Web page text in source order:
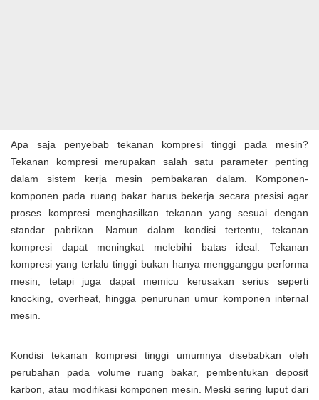
Apa saja penyebab tekanan kompresi tinggi pada mesin?
Tekanan kompresi merupakan salah satu parameter penting
dalam sistem kerja mesin pembakaran dalam. Komponen-
komponen pada ruang bakar harus bekerja secara presisi agar
proses kompresi menghasilkan tekanan yang sesuai dengan
standar pabrikan. Namun dalam kondisi tertentu, tekanan
kompresi dapat meningkat melebihi batas ideal. Tekanan
kompresi yang terlalu tinggi bukan hanya mengganggu performa
mesin, tetapi juga dapat memicu kerusakan serius seperti
knocking, overheat, hingga penurunan umur komponen internal
mesin.
Kondisi tekanan kompresi tinggi umumnya disebabkan oleh
perubahan pada volume ruang bakar, pembentukan deposit
karbon, atau modifikasi komponen mesin. Meski sering luput dari